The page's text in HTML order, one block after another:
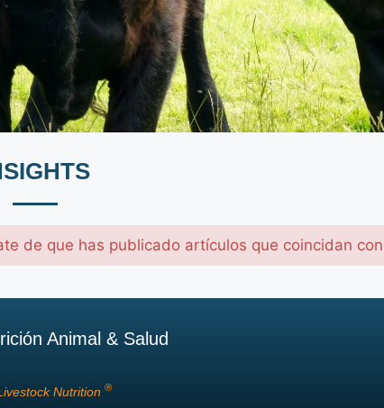
de que has publicado artículos que coincidan
Animal & Salud
Nutrition ®